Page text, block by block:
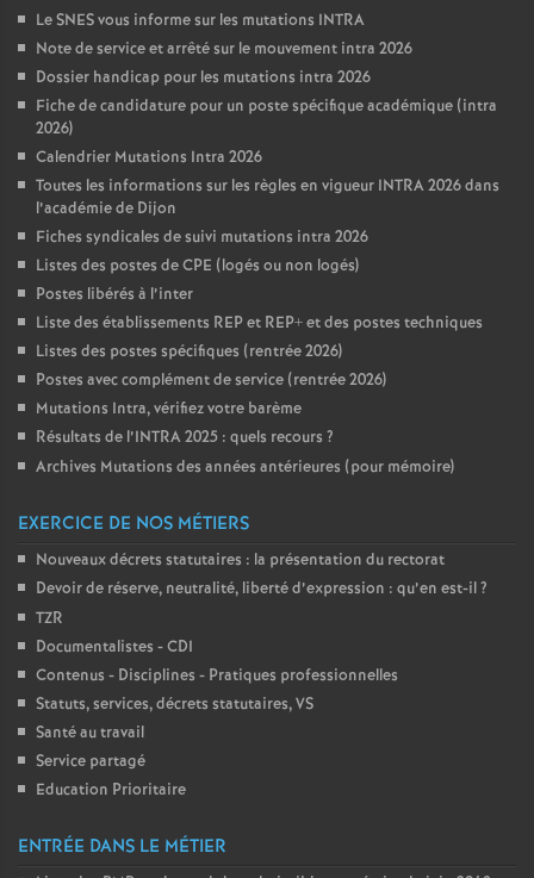
Le SNES vous informe sur les mutations INTRA
Note de service et arrêté sur le mouvement intra 2026
Dossier handicap pour les mutations intra 2026
Fiche de candidature pour un poste spécifique académique (intra
2026)
Calendrier Mutations Intra 2026
Toutes les informations sur les règles en vigueur INTRA 2026 dans
l’académie de Dijon
Fiches syndicales de suivi mutations intra 2026
Listes des postes de CPE (logés ou non logés)
Postes libérés à l’inter
Liste des établissements REP et REP+ et des postes techniques
Listes des postes spécifiques (rentrée 2026)
Postes avec complément de service (rentrée 2026)
Mutations Intra, vérifiez votre barème
Résultats de l’INTRA 2025 : quels recours ?
Archives Mutations des années antérieures (pour mémoire)
EXERCICE DE NOS MÉTIERS
Nouveaux décrets statutaires : la présentation du rectorat
Devoir de réserve, neutralité, liberté d’expression : qu’en est-il?
TZR
Documentalistes - CDI
Contenus - Disciplines - Pratiques professionnelles
Statuts, services, décrets statutaires, VS
Santé au travail
Service partagé
Education Prioritaire
ENTRÉE DANS LE MÉTIER